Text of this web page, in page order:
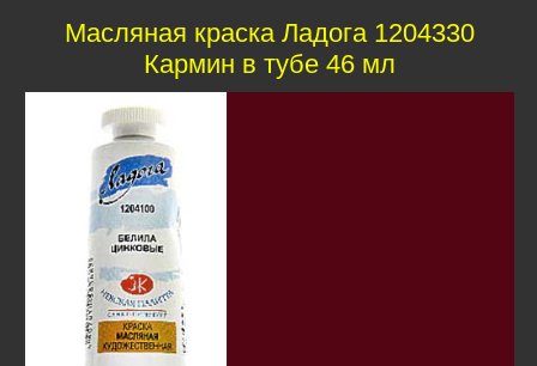
Масляная краска Ладога 1204330
Кармин в тубе 46 мл